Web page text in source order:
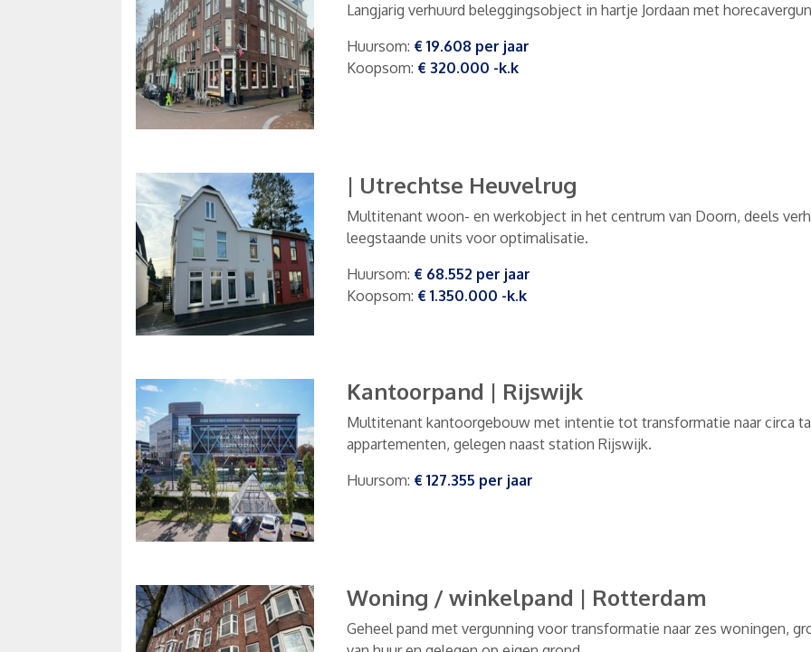
Langjarig verhuurd beleggingsobject in hartje Jordaan met
Huursom: € 19.608 per jaar
Koopsom: € 320.000 -k.k
| Utrechtse Heuvelrug
Multitenant woon- en werkobject in het centrum van Doorn, deels
leegstaande units voor optimalisatie.
Huursom: € 68.552 per jaar
Koopsom: € 1.350.000 -k.k
Kantoorpand | Rijswijk
Multitenant kantoorgebouw met intentie tot transformatie naar circa
appartementen, gelegen naast station Rijswijk.
Huursom: € 127.355 per jaar
Woning / winkelpand | Rotterdam
Geheel pand met vergunning voor transformatie naar zes woningen,